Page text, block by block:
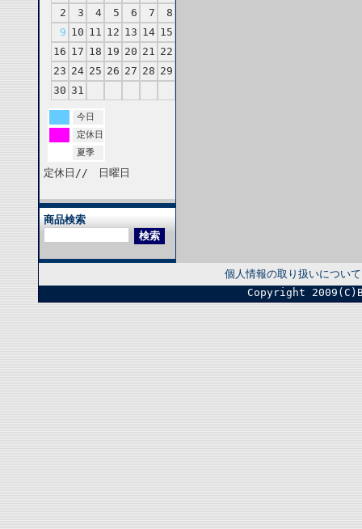
2
3 4 5 6 7
8
9 10 11 12 13 14 15
16 17 18 19 20 21 22
23 24 25 26 27 28 29
30 31
今日
定休日
夏季
定休日// 日曜日
商品検索
個人情報の取り扱いについて
Copyright